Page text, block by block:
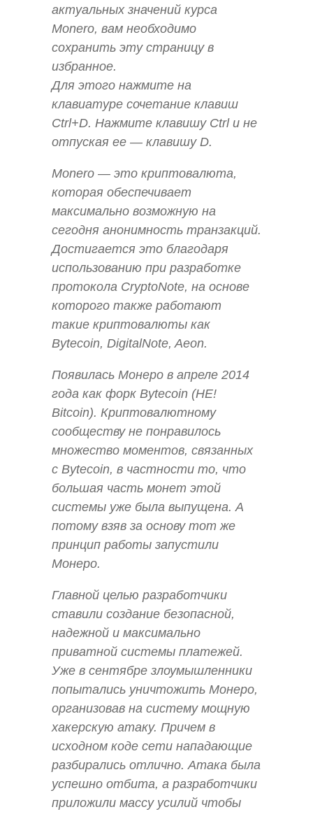
актуальных значений курса
Monero, вам необходимо
сохранить эту страницу в
избранное.
Для этого нажмите на
клавиатуре сочетание клавиш
Ctrl+D. Нажмите клавишу Ctrl и не
отпуская ее — клавишу D.
Monero — это криптовалюта,
которая обеспечивает
максимально возможную на
сегодня анонимность транзакций.
Достигается это благодаря
использованию при разработке
протокола CryptoNote, на основе
которого также работают
такие криптовалюты как
Bytecoin, DigitalNote, Aeon.
Появилась Монеро в апреле 2014
года как форк Bytecoin (НЕ!
Bitcoin). Криптовалютному
сообществу не понравилось
множество моментов, связанных
с Bytecoin, в частности то, что
большая часть монет этой
системы уже была выпущена. А
потому взяв за основу тот же
принцип работы запустили
Монеро.
Главной целью разработчики
ставили создание безопасной,
надежной и максимально
приватной системы платежей.
Уже в сентябре злоумышленники
попытались уничтожить Монеро,
организовав на систему мощную
хакерскую атаку. Причем в
исходном коде сети нападающие
разбирались отлично. Атака была
успешно отбита, а разработчики
приложили массу усилий чтобы